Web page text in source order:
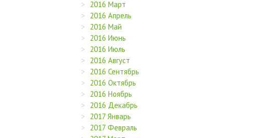
2016 Март
2016 Апрель
2016 Май
2016 Июнь
2016 Июль
2016 Август
2016 Сентябрь
2016 Октябрь
2016 Ноябрь
2016 Декабрь
2017 Январь
2017 Февраль